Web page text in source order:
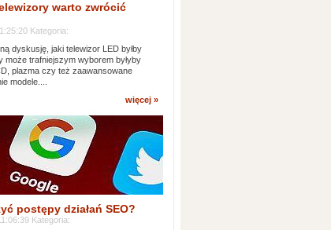
warto zwrócić
Kategoria:
dyskusję, jaki telewizor LED byłby
może trafniejszym wyborem byłyby
plazma czy też zaawansowane
modele....
więcej »
postępy działań SEO?
Kategoria: